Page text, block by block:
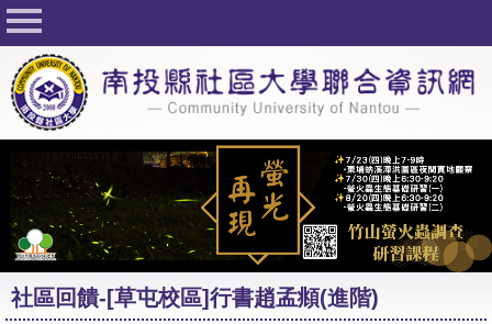
回首頁
關於社大
公佈欄
行事曆
最新活動
活動花絮
課程一覽表
社區回饋-[草屯校區]行書趙孟頫(進階)